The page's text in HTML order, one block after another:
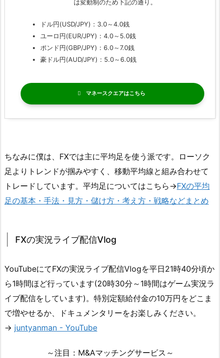
は変動制のため下記の通り。
ドル円(USD/JPY)：3.0～4.0銭
ユーロ円(EUR/JPY)：4.0～5.0銭
ポンド円(GBP/JPY)：6.0～7.0銭
豪ドル円(AUD/JPY)：5.0～6.0銭
マネースクエア
ちなみに僕は、FXでは主に平均足を使う派です。ローソク
足よりトレンドが掴みやすく、移動平均線と組み合わせて
トレードしています。平均足についてはこちら→FXの平均
足の基本・手法・見方・儲け方・考え方・戦略などまとめ
FXの実況ライブ配信Vlog
YouTubeにてFXの実況ライブ配信Vlogを平日21時40分頃か
ら1時間ほど行っています(20時30分～1時間はゲーム実況ラ
イブ配信をしています)。特別定額給付金の10万円をどこま
で増やせるか、ドキュメンタリーをお楽しみください。
→ juntyanman - YouTube
～注目：M&Aマッチングサービス～